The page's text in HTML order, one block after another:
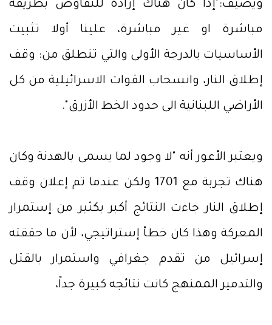
ويضيف:"إذا كان هناك إرادة للتفاوض بطريقة
مباشرة او غير مباشرة، علينا أولا تثبيت
الأساسيات بالدرجة الأولى والتي تنطلق من: وقف
إطلاق النار، وانسحاب القوات الاسرائيلية من كل
الأراضي اللبنانية الى حدود الخط الأزرق".
ويعتبر الأعور أنه "لا وجود لما يسمى بالهدنة وكان
هناك تجربة مع 1701 ولكن عندما تم إعلان وقف
إطلاق النار جاءت النتائج أكبر بكثير من إستمرار
المعركة وهذا كان خطأ إستراتيجي، لأن ما حققته
إسرائيل من تقدم جغرافي واستمرار بالقتل
والتدمير الممنهج كانت نتائجه كبيرة جداً،